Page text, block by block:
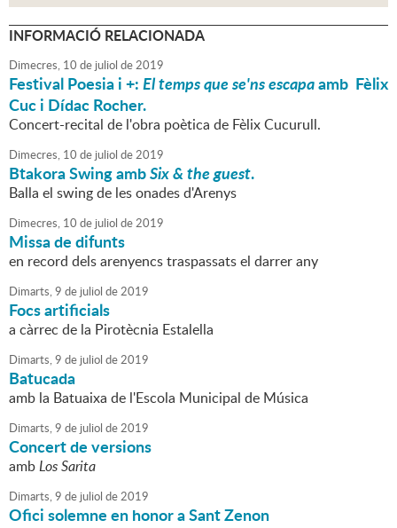
INFORMACIÓ RELACIONADA
Dimecres, 10 de juliol de2019
Festival Poesia i +:El temps que se'ns escapaamb Fèlix
Cuc i Dídac Rocher.
Concert-recital de l'obra poètica de Fèlix Cucurull.
Dimecres, 10 de juliol de2019
Btakora Swing ambSix & the guest.
Balla el swing de les onades d'Arenys
Dimecres, 10 de juliol de2019
Missa de difunts
en record dels arenyencs traspassats el darrer any
Dimarts,9 de juliol de2019
Focs artificials
a càrrec de la Pirotècnia Estalella
Dimarts,9 de juliol de2019
Batucada
amb la Batuaixa de l'Escola Municipal de Música
Dimarts,9 de juliol de2019
Concert de versions
ambLos Sarita
Dimarts,9 de juliol de2019
Ofici solemne en honor a Sant Zenon